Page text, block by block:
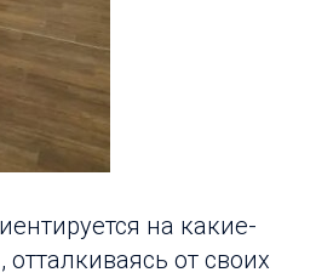
на какие-
от своих